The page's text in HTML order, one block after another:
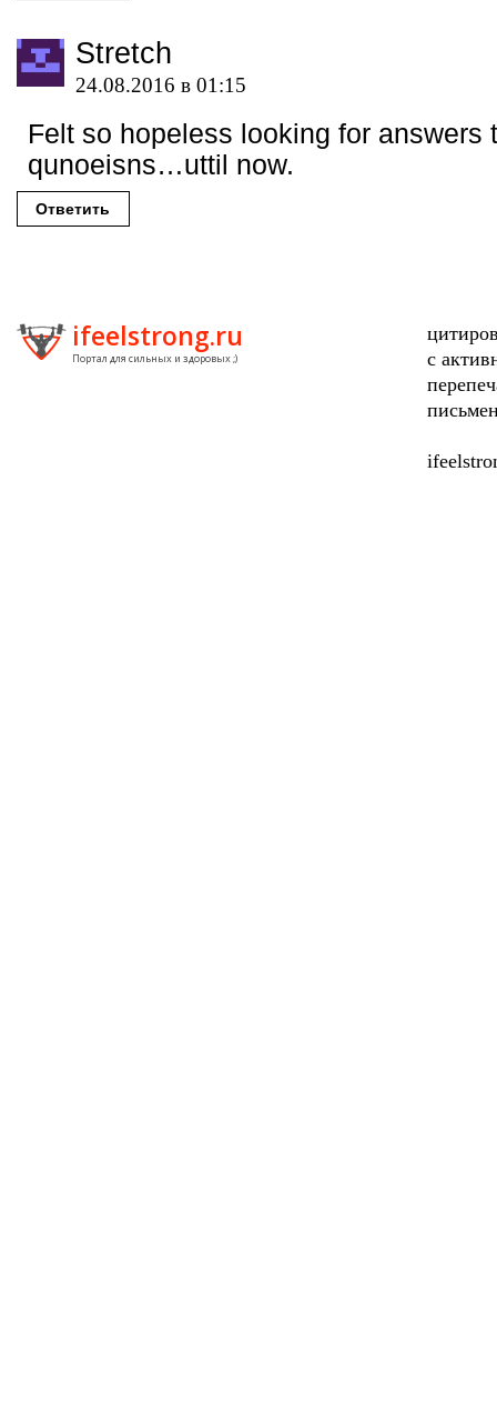
Stretch
24.08.2016 в 01:15
Felt so hopeless looking for answers
qunoeisns…uttil now.
Ответить
ifeelstrong.ru
Портал для сильных и здоровых ;)
с